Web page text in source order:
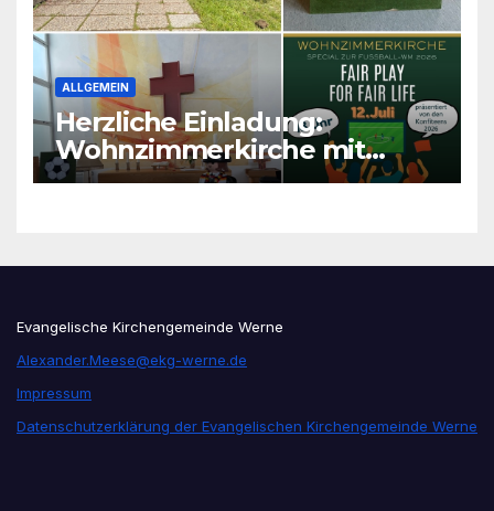
ALLGEMEIN
Herzliche Einladung:
Wohnzimmerkirche mit
unseren Konfis
Evangelische Kirchengemeinde Werne
Alexander.Meese@ekg-werne.de
Impressum
Datenschutzerklärung der Evangelischen Kirchengemeinde Werne